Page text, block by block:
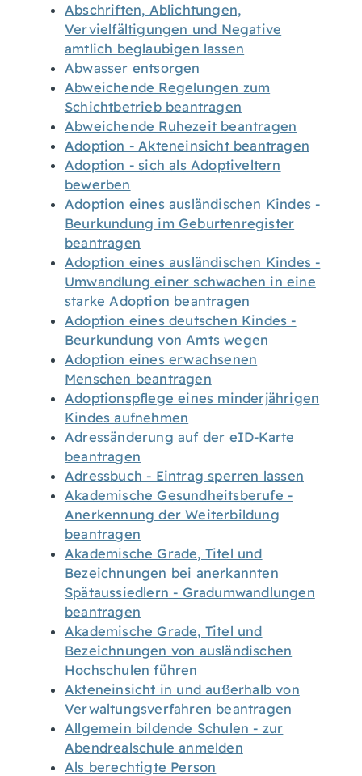
Abschriften, Ablichtungen,
Vervielfältigungen und Negative
amtlich beglaubigen lassen
Abwasser entsorgen
Abweichende Regelungen zum
Schichtbetrieb beantragen
Abweichende Ruhezeit beantragen
Adoption - Akteneinsicht beantragen
Adoption - sich als Adoptiveltern
bewerben
Adoption eines ausländischen Kindes -
Beurkundung im Geburtenregister
beantragen
Adoption eines ausländischen Kindes -
Umwandlung einer schwachen in eine
starke Adoption beantragen
Adoption eines deutschen Kindes -
Beurkundung von Amts wegen
Adoption eines erwachsenen
Menschen beantragen
Adoptionspflege eines minderjährigen
Kindes aufnehmen
Adressänderung auf der eID-Karte
beantragen
Adressbuch - Eintrag sperren lassen
Akademische Gesundheitsberufe -
Anerkennung der Weiterbildung
beantragen
Akademische Grade, Titel und
Bezeichnungen bei anerkannten
Spätaussiedlern - Gradumwandlungen
beantragen
Akademische Grade, Titel und
Bezeichnungen von ausländischen
Hochschulen führen
Akteneinsicht in und außerhalb von
Verwaltungsverfahren beantragen
Allgemein bildende Schulen - zur
Abendrealschule anmelden
Als berechtigte Person